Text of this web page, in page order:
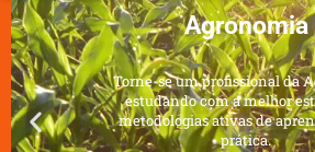
Agronomia
Torne-se um profissional da
estudando com a melhor
metodologias ativas de
prática.